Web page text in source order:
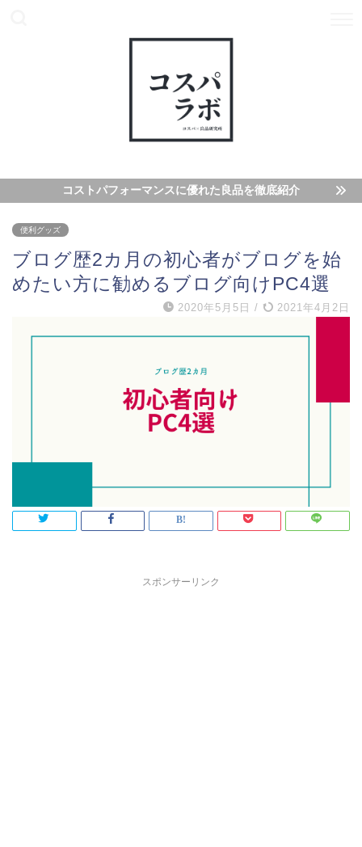
コストパフォーマンスに優れた良品を徹底紹介
便利グッズ
ブログ歴2カ月の初心者がブログを始
めたい方に勧めるブログ向けPC4選
2020年5月5日 / 2021年4月2日
スポンサーリンク